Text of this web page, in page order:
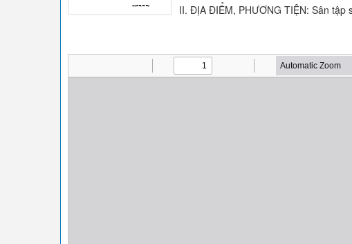
II. ĐỊA ĐIỂM, PHƯƠNG TIỆN: Sân tập